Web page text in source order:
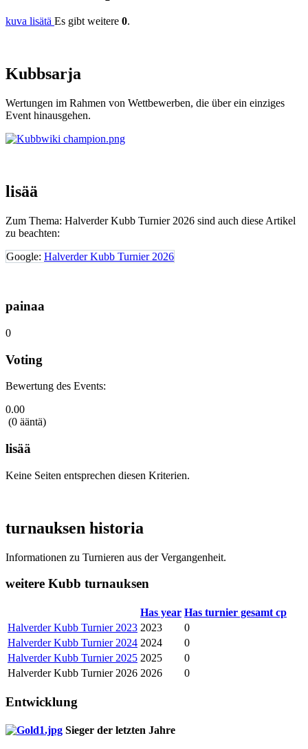
kuva lisätä Es gibt weitere 0.
Kubbsarja
Wertungen im Rahmen von Wettbewerben, die über ein einziges
Event hinausgehen.
lisää
Zum Thema: Halverder Kubb Turnier 2026 sind auch diese Artikel
zu beachten:
Google: Halverder Kubb Turnier 2026
painaa
0
Voting
Bewertung des Events:
0.00
(0 ääntä)
lisää
Keine Seiten entsprechen diesen Kriterien.
turnauksen historia
Informationen zu Turnieren aus der Vergangenheit.
weitere Kubb turnauksen
Has year Has turnier gesamt cp
Halverder Kubb Turnier 2023 2023
0
Halverder Kubb Turnier 2024 2024
0
Halverder Kubb Turnier 2025 2025
0
Halverder Kubb Turnier 2026 2026 0
Entwicklung
Sieger der letzten Jahre